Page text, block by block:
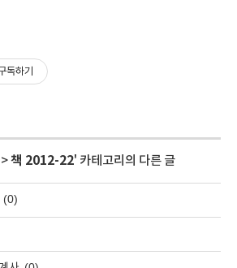
독하기
>책 2012-22' 카테고리의 다른 글
(0)